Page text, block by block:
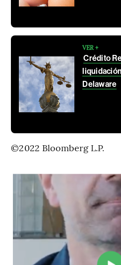
VER +
Crédito
Delaware
©2022 Bloomberg L.P.